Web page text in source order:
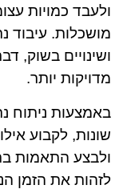
ולעבד כמויות
מושכלות. עיבוד
ושינויים בשוק,
מדויקות יותר.
באמצעות ניתוח
שונות, לקבוע
ולבצע התאמות
לזהות את הזמן